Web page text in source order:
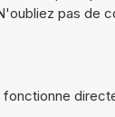
pas de
fonctionne